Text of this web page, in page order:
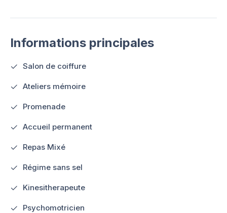
Informations principales
Salon de coiffure
Ateliers mémoire
Promenade
Accueil permanent
Repas Mixé
Régime sans sel
Kinesitherapeute
Psychomotricien